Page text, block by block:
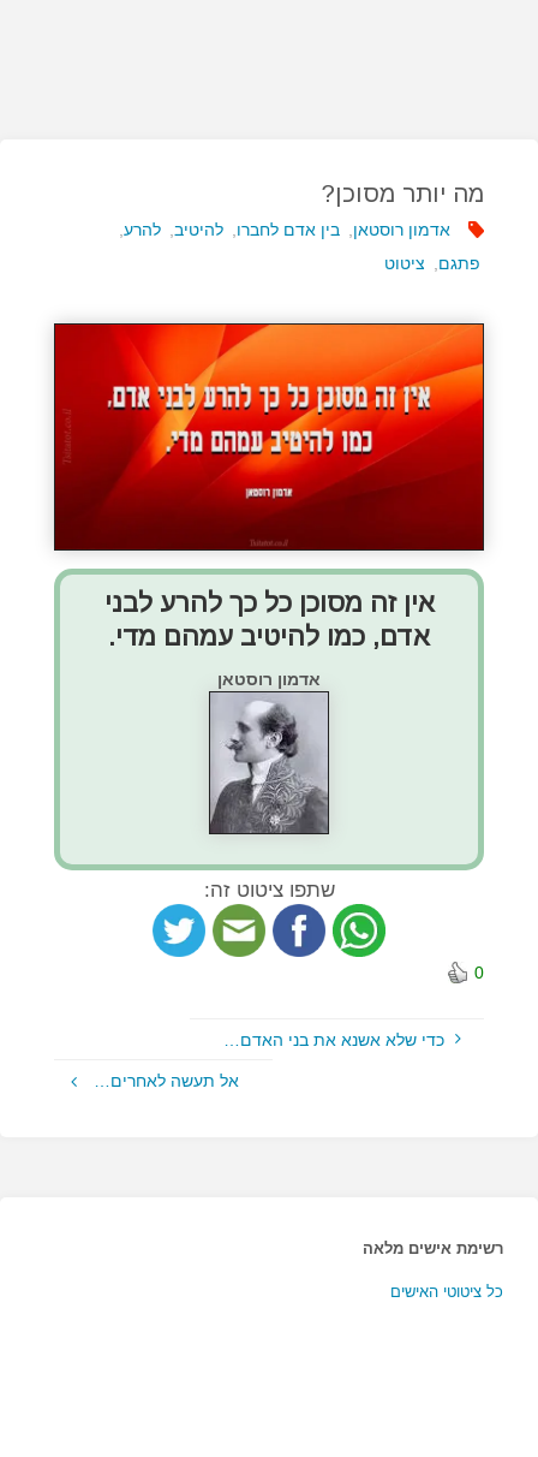
מה יותר מסוכן?
אדמון רוסטאן בין אדם לחברו להיטיב להרע,
פתגם
ציטוט
אין זה מסוכן כל כך להרע לבני
אדם, כמו להיטיב עמהם מדי.
אדמון רוסטאן
שתפו ציטוט זה:
0
כדי שלא אשנא את בני האדם…
אל תעשה לאחרים…
רשימת אישים מלאה
כל ציטוטי האישים